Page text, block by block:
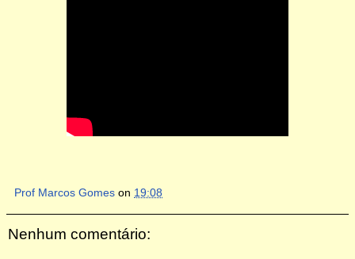
Prof Marcos Gomes on 19:08
Nenhum comentário: